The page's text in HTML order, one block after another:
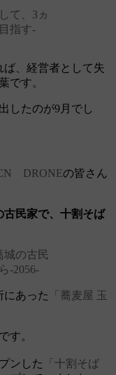
て、3ヵ
指す‐
ば、経営者として失
です。
したのが9月でし
DRONEの皆さん
民家で、十割そば
城の古民
‐2056‐
にあった
「蕎麦屋 玉
す。
ンした
「十割そば